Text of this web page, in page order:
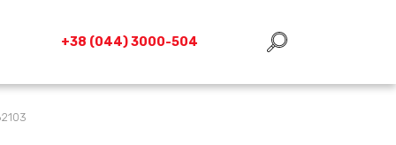
+38 (044) 3000-504